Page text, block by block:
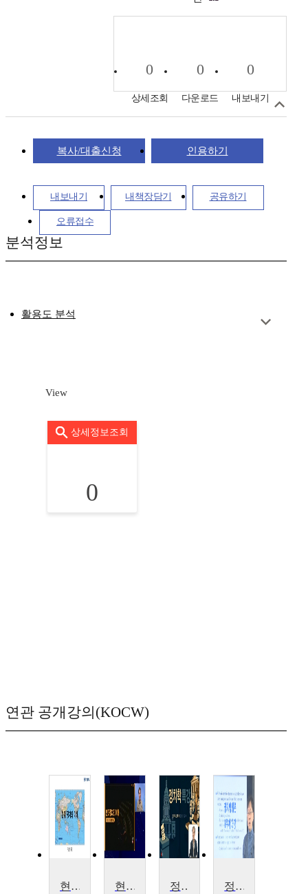
0
상세조회
0
다운로드
0
내보내기
복사/대출신청 인용하기
내보내기 내책장담기 공유하기
오류접수
분석정보
활용도 분석
View
상세정보조회
0
연관 공개강의(KOCW)
현대정치의이해 현대정치의이해 정치학특강 정치학 개론